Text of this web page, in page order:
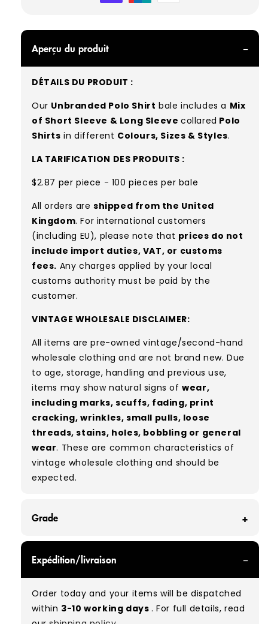
Aperçu du produit
DÉTAILS DU PRODUIT :
Our Unbranded Polo Shirt bale includes a Mix
of Short Sleeve & Long Sleevecollared Polo
Shirts in different Colours, Sizes & Styles.
LA TARIFICATION DES PRODUITS :
$2.87 per piece - 100 pieces per bale
All orders are shipped from the United
Kingdom. For international customers
(including EU), please note that prices do not
include import duties, VAT, or customs
fees. Any charges applied by your local
customs authority must be paid by the
customer.
VINTAGE WHOLESALE DISCLAIMER:
All items are pre-owned vintage/second-hand
wholesale clothing and are not brand new. Due
to age, storage, handling and previous use,
items may show natural signs ofwear,
including marks, scuffs, fading, print
cracking, wrinkles, small pulls, loose
threads, stains, holes, bobbling or general
wear. These are common characteristics of
vintage wholesale clothing and should be
expected.
Grade
can expect items that are in great condition
with minimal signs of wear. While they are
used, they remain free of significant defects
and are in excellent shape overall.
Expédition/livraison
Order today and your items will be dispatched
within 3-10 working days. For full details, read